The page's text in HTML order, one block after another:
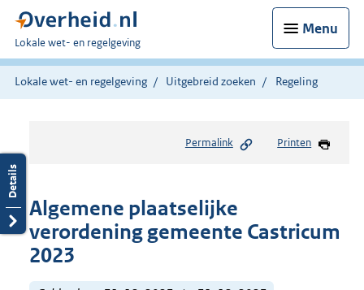
Menu
U
bent
hier:
Lokale wet- en regelgeving
Lokale wet- en regelgeving Uitgebreid zoeken Regeling
Permalink Printen
Algemene plaatselijke
verordening gemeente Castricum
2023